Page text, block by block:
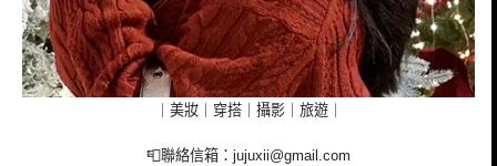
｜美妝｜穿搭｜攝影｜旅遊｜
📮聯絡信箱： jujuxii@gmail.com